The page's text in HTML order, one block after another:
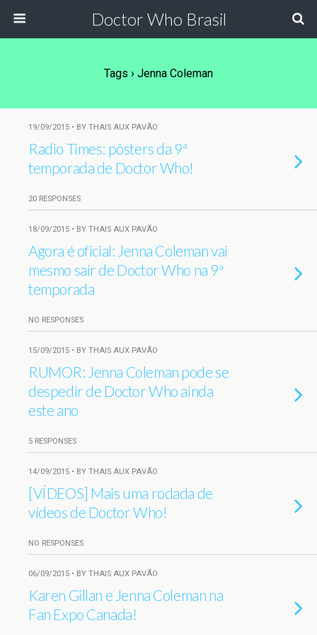
Doctor Who Brasil
Tags › Jenna Coleman
19/09/2015 • BY THAIS AUX PAVÃO
Radio Times: pôsters da 9ª
temporada de Doctor Who!
20 RESPONSES
18/09/2015 • BY THAIS AUX PAVÃO
Agora é oficial: Jenna Coleman vai
mesmo sair de Doctor Who na 9ª
temporada
NO RESPONSES
15/09/2015 • BY THAIS AUX PAVÃO
RUMOR: Jenna Coleman pode se
despedir de Doctor Who ainda
este ano
5 RESPONSES
14/09/2015 • BY THAIS AUX PAVÃO
[VÍDEOS] Mais uma rodada de
vídeos de Doctor Who!
NO RESPONSES
06/09/2015 • BY THAIS AUX PAVÃO
Karen Gillan e Jenna Coleman na
Fan Expo Canada!